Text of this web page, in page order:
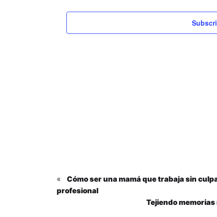
«
Cómo ser una mamá que trabaja sin
profesional
Tejiendo